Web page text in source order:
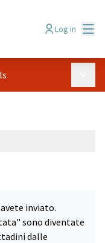
Log in
inviato.
sono diventate
dalle